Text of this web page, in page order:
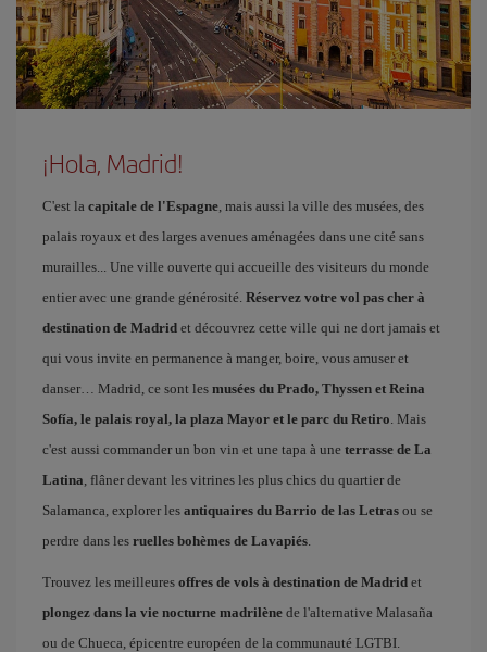
¡Hola, Madrid!
C'est la capitale de l'Espagne, mais aussi la ville des musées, des
palais royaux et des larges avenues aménagées dans une cité sans
murailles... Une ville ouverte qui accueille des visiteurs du monde
entier avec une grande générosité. Réservez votre vol pas cher à
destination de Madrid et découvrez cette ville qui ne dort jamais et
qui vous invite en permanence à manger, boire, vous amuser et
danser… Madrid, ce sont les musées du Prado, Thyssen et Reina
Sofía, le palais royal, la plaza Mayor et le parc du Retiro. Mais
c'est aussi commander un bon vin et une tapa à une terrasse de La
Latina, flâner devant les vitrines les plus chics du quartier de
Salamanca, explorer les antiquaires du Barrio de las Letras ou se
perdre dans les ruelles bohèmes de Lavapiés.
Trouvez les meilleures offres de vols à destination de Madrid et
plongez dans la vie nocturne madrilène de l'alternative Malasaña
ou de Chueca, épicentre européen de la communauté LGTBI.